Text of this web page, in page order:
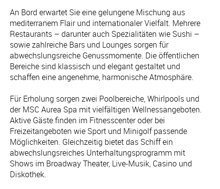
An Bord erwartet Sie eine gelungene Mischung aus
mediterranem Flair und internationaler Vielfalt. Mehrere
Restaurants – darunter auch Spezialitäten wie Sushi –
sowie zahlreiche Bars und Lounges sorgen für
abwechslungsreiche Genussmomente. Die öffentlichen
Bereiche sind klassisch und elegant gestaltet und
schaffen eine angenehme, harmonische Atmosphäre.
Für Erholung sorgen zwei Poolbereiche, Whirlpools und
der MSC Aurea Spa mit vielfältigen Wellnessangeboten.
Aktive Gäste finden im Fitnesscenter oder bei
Freizeitangeboten wie Sport und Minigolf passende
Möglichkeiten. Gleichzeitig bietet das Schiff ein
abwechslungsreiches Unterhaltungsprogramm mit
Shows im Broadway Theater, Live-Musik, Casino und
Diskothek.